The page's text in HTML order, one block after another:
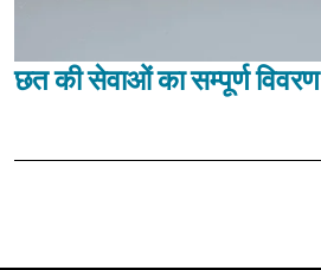
छत की सेवाओं का सम्पूर्ण विवरण